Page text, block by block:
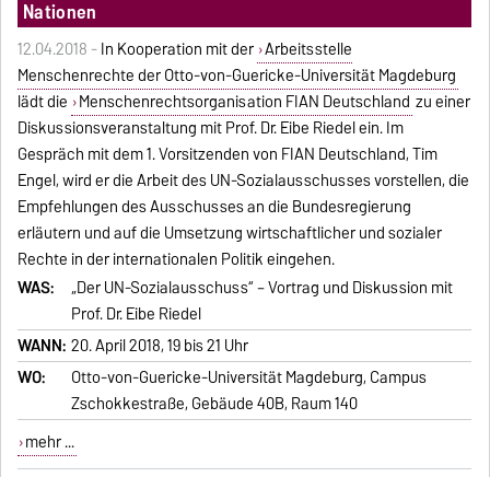
Nationen
12.04.2018 -In Kooperation mit der Arbeitsstelle
Menschenrechte der Otto-von-Guericke-Universität Magdeburg
lädt die Menschenrechtsorganisation FIAN Deutschland zu einer
Diskussionsveranstaltung mit Prof. Dr. Eibe Riedel ein. Im
Gespräch mit dem 1. Vorsitzenden von FIAN Deutschland, Tim
Engel, wird er die Arbeit des UN-Sozialausschusses vorstellen, die
Empfehlungen des Ausschusses an die Bundesregierung
erläutern und auf die Umsetzung wirtschaftlicher und sozialer
Rechte in der internationalen Politik eingehen.
WAS:
„Der UN-Sozialausschuss“ – Vortrag und Diskussion mit
Prof. Dr. Eibe Riedel
WANN: 20. April 2018, 19 bis 21 Uhr
WO:
Otto-von-Guericke-Universität Magdeburg, Campus
Zschokkestraße, Gebäude 40B, Raum 140
mehr ...